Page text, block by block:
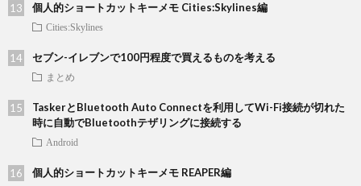
個人的ショートカットキーメモ Cities:Skylines編
Cities:Skylines
セブン-イレブンで100円程度で買えるものを考える
まとめ
TaskerとBluetooth Auto Connectを利用してWi-Fi接続が切れた
時に自動でBluetoothテザリングに接続する
Android
個人的ショートカットキーメモ REAPER編